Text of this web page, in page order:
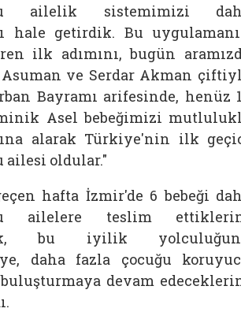
ailelik sistemimizi
hale getirdik. Bu
ilk adımını, bugün
ve Serdar Akman
Bayramı arifesinde, henüz
Asel bebeğimizi
alarak Türkiye'nin ilk
ailesi oldular."
hafta İzmir'de 6 bebeği
ailelere teslim
bu iyilik
daha fazla çocuğu
devam